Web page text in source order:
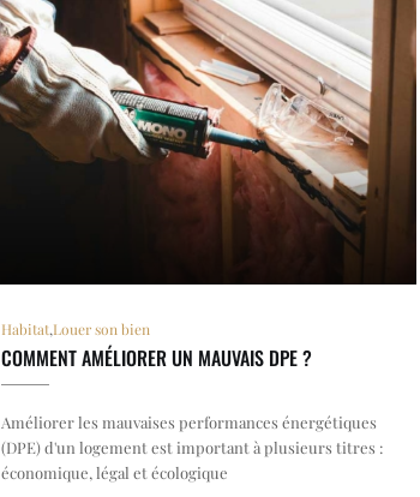
Habitat,Louer son bien
COMMENT AMÉLIORER UN MAUVAIS DPE ?
Améliorer les mauvaises performances énergétiques
(DPE) d'un logement est important à plusieurs titres :
économique, légal et écologique